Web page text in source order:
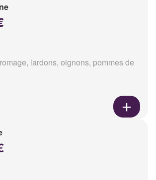
lardons, oignons, pommes de